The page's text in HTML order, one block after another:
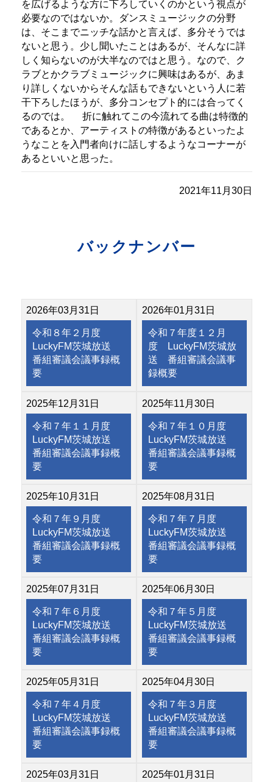
を広げるような方に下ろしていくのかという視点が
必要なのではないか。ダンスミュージックの分野
は、そこまでニッチな話かと言えば、多分そうでは
ないと思う。少し聞いたことはあるが、そんなに詳
しく知らないのが大半なのではと思う。なので、ク
ラブとかクラブミュージックに興味はあるが、あま
り詳しくないからそんな話もできないという人に若
干下ろしたほうが、多分コンセプト的には合ってく
るのでは。
折に触れてこの今流れてる曲は特徴的
であるとか、アーティストの特徴があるといったよ
うなことを入門者向けに話しするようなコーナーが
あるといいと思った。
2021年11月30日
バックナンバー
2026年03月31日
令和８年２月度
LuckyFM茨城放送
番組審議会議事録概
要
2026年01月31日
令和７年度１２月
度 LuckyFM茨城放
送 番組審議会議事
録概要
2025年12月31日
令和７年１１月度
LuckyFM茨城放送
番組審議会議事録概
要
2025年11月30日
令和７年１０月度
LuckyFM茨城放送
番組審議会議事録概
要
2025年10月31日
令和７年９月度
LuckyFM茨城放送
番組審議会議事録概
要
2025年08月31日
令和７年７月度
LuckyFM茨城放送
番組審議会議事録概
要
2025年07月31日
令和７年６月度
LuckyFM茨城放送
番組審議会議事録概
要
2025年06月30日
令和７年５月度
LuckyFM茨城放送
番組審議会議事録概
要
2025年05月31日
令和７年４月度
LuckyFM茨城放送
番組審議会議事録概
要
2025年04月30日
令和７年３月度
LuckyFM茨城放送
番組審議会議事録概
要
2025年03月31日 2025年01月31日